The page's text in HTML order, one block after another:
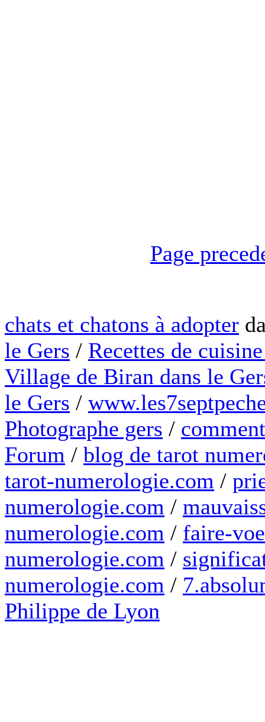
Page
chats et chatons à adopter
le Gers / Recettes de
Village de Biran dans le
le Gers /
Photographe gers /
Forum / blog de tarot
tarot-numerologie.com /
numerologie.com /
numerologie.com / faire-
numerologie.com /
numerologie.com /
Philippe de Lyon